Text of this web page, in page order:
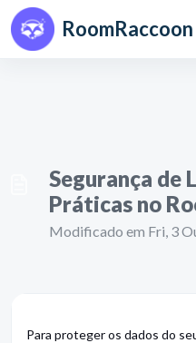
Avançar para o conteúdo
Segurança de
Práticas no
Modificado em Fri, 3
Para proteger os dados do